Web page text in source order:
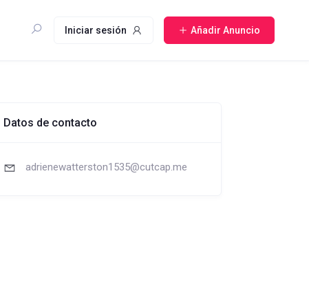
Iniciar sesión Añadir Anuncio
Datos de contacto
adrienewatterston1535@cutcap.me